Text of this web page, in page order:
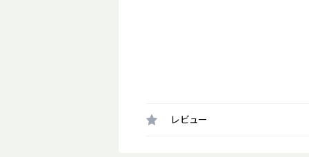
レビュー